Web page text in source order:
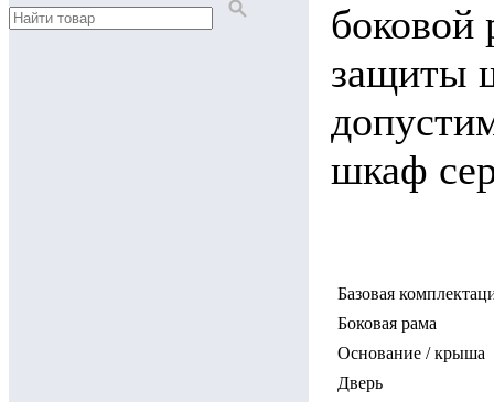
защиты
шкаф
Базовая
Боковая рама
Основание / крыша
Дверь